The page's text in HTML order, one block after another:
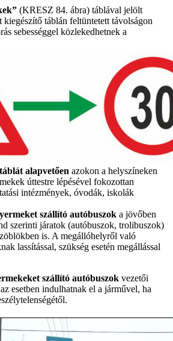
(KRESZ 84. ábra) táblával jelölt
kiegészítő táblán feltüntetett távolságon
sebességgel közlekedhetnek a
alapvetően azokon a helyszíneken
úttestre lépésével fokozottan
intézmények, óvodák, iskolák
szállító autóbuszok a jövőben
szerinti járatok (autóbuszok, trolibuszok)
is. A megállóhelyről való
lassítással, szükség esetén megállással
szállító autóbuszok vezetői
esetben indulhatnak el a járművel, ha